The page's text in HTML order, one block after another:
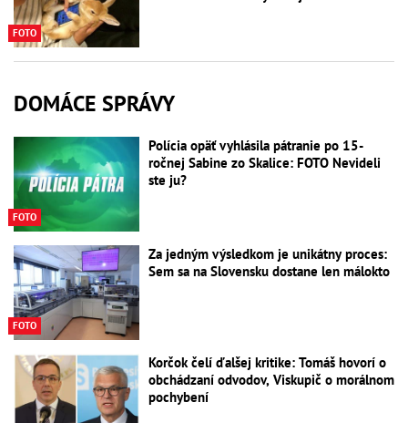
FOTO
DOMÁCE SPRÁVY
FOTO
Polícia opäť vyhlásila pátranie po 15-
ročnej Sabine zo Skalice: FOTO Nevideli
ste ju?
FOTO
Za jedným výsledkom je unikátny proces:
Sem sa na Slovensku dostane len málokto
Korčok čelí ďalšej kritike: Tomáš hovorí o
obchádzaní odvodov, Viskupič o morálnom
pochybení